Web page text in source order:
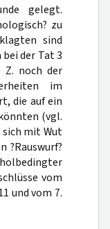
gelegt.
zu
sind
der Tat 3
Z. noch der
im
die auf ein
(vgl.
sich mit Wut
?Rauswurf?
vom
und vom 7.